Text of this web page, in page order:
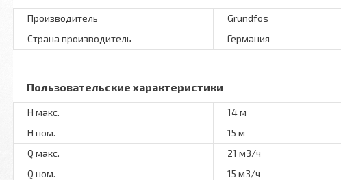
Производитель
Grundfos
Страна производитель
Германия
Пользовательские характеристики
H макс.
14 м
H ном.
15 м
Q макс.
21 м3/ч
Q ном.
15 м3/ч